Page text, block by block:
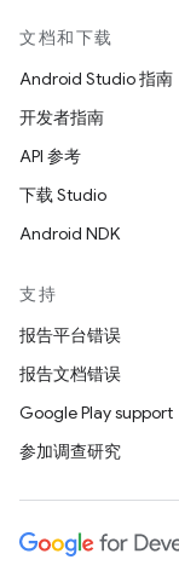
文档和下载
Android Studio 指南
开发者指南
API 参考
下载 Studio
Android NDK
支持
报告平台错误
报告文档错误
Google Play support
参加调查研究